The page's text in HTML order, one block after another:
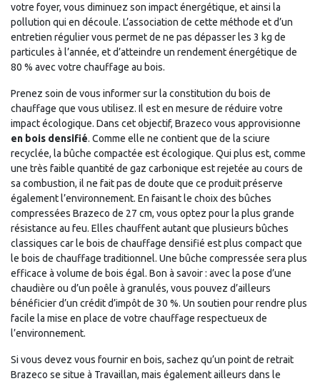
votre foyer, vous diminuez son impact énergétique, et ainsi la
pollution qui en découle. L’association de cette méthode et d’un
entretien régulier vous permet de ne pas dépasser les 3 kg de
particules à l’année, et d’atteindre un rendement énergétique de
80 % avec votre chauffage au bois.
Prenez soin de vous informer sur la constitution du bois de
chauffage que vous utilisez. Il est en mesure de réduire votre
impact écologique. Dans cet objectif, Brazeco vous approvisionne
en bois densifié. Comme elle ne contient que de la sciure
recyclée, la bûche compactée est écologique. Qui plus est, comme
une très faible quantité de gaz carbonique est rejetée au cours de
sa combustion, il ne fait pas de doute que ce produit préserve
également l’environnement. En faisant le choix des bûches
compressées Brazeco de 27 cm, vous optez pour la plus grande
résistance au feu. Elles chauffent autant que plusieurs bûches
classiques car le bois de chauffage densifié est plus compact que
le bois de chauffage traditionnel. Une bûche compressée sera plus
efficace à volume de bois égal. Bon à savoir : avec la pose d’une
chaudière ou d’un poêle à granulés, vous pouvez d’ailleurs
bénéficier d’un crédit d’impôt de 30 %. Un soutien pour rendre plus
facile la mise en place de votre chauffage respectueux de
l’environnement.
Si vous devez vous fournir en bois, sachez qu’un point de retrait
Brazeco se situe à Travaillan, mais également ailleurs dans le